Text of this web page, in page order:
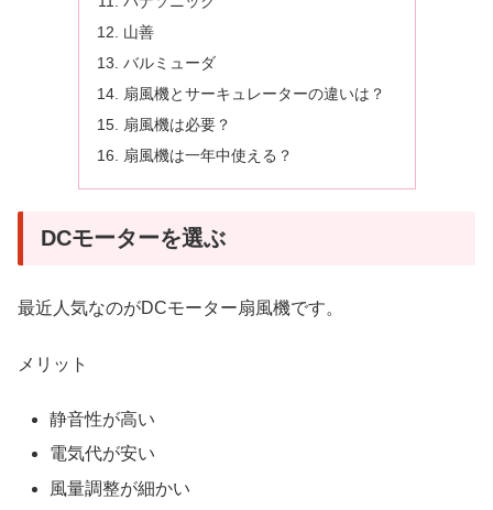
山善
バルミューダ
扇風機とサーキュレーターの違いは？
扇風機は必要？
扇風機は一年中使える？
DCモーターを選ぶ
最近人気なのがDCモーター扇風機です。
メリット
静音性が高い
電気代が安い
風量調整が細かい